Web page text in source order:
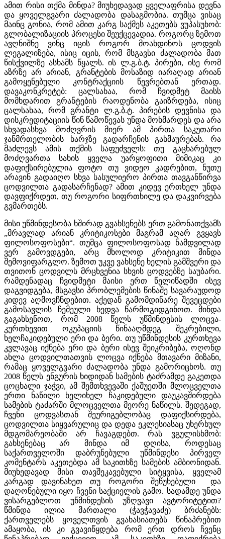
ამით რისი თქმა მინდა? მიუხედავად ყველაფრისა დევნა
და ყოველგვარი ძალადობა დასაგმობია. თუმცა ვისაც
მაინც გონია, რომ ამით კარგ საქმეს აკეთებს ვუპასუხობ:
გლობალიზაციის პროცესი შეუქცევადია. როგორც ზემოთ
ავღნიშნე ვინც იცის როგორ მოახდინოს ცოდვის
ლეგალიზება, ისიც იცის, რომ მსგავსი ძალადობა მათ
წისქვილზე ასხამს წყალს. ის ლ.გ.ბ.ტ. პირები, ისე რომ
აზრზე არ არიან, გრანტების მოსაზიდ იარაღად არიან
გამოყენებული კონტრაქციის წევრებთან ერთად.
დავაკონკრეტებ: ცალსახაა, რომ ჩვიდმეტ მაისს
მომხდარით გრანტების რაოდენობა გაიზრდება, ისიც
ცალსახაა, რომ გრანტი ლ.გ.ბ.ტ. პირების დევნისა და
დისკრედიტაციის წინ წამოწევას უნდა მოხმარდეს და არა
სხვადასხვა მოძღვრის მიერ ამ პირთა საკუთარი
ჯანმრთელობის ხარჯზე გადარჩენის გახმაურებას. რა
მაძლევს ამის თქმის საფუძველს: თუ გაცხარებულ
მოძღვართა სახის ყველა უარყოფითი მიმიკაც კი
დაფიქსირებულია ფოტო თუ ვიდეო კადრებით, ნუთუ
არავინ გადაიღო სხვა სასულიერო პირთა თავგანწირვა
ცოდვილთა გადასარჩენად? ამით კიდევ ერთხელ უნდა
დავფიქრდეთ, თუ როგორი სიფრთხილე და დაკვირვება
გვმართებს.
მისი უწმინდესობა ხშირად გვახსენებს ერთ გამონათქვამს
„მრავლად არიან კრიტიკოსები მაგრამ აღარ გვყავს
ფილოსოფოსები“. თუმცა ფილოსოფოსად ნამდვილად
ვერ გამოვდგები, არც მხოლოდ კრიტიკით მინდა
შემოვიფარგლო. ზემოთ უკვე ვახსენე ხელის გამშვერი და
თვითონ ცოდვილს მრცხვენია სხვის ცოდვებზე საუბარი.
რამდენადაც ჩვიდმეტი მაისი ერთ წელიწადში ისევ
დაგვიდგება, მსგავსი პრობლემების წინაშე სავარაუდოდ
კიდევ აღმოვჩნდებით. აქედან გამომდინარე შევეცდები
გამოსავლის ჩემეული ხედვა წარმოგიდგინოთ. მინდა
გაგახსენოთ, რომ 2008 წელს უწმინდესის ლოცვა-
კურთხევით ოკუპაციის წინააღმდეგ შეკრებილი,
ხელჩაკიდებული ერი და ბერი. თუ უწმინდესის კურთხევა
კვლავაც იქნება ერი და ბერი ისევ შეიკრიბება, ოღონდ
ახლა ცოდვილთათვის ლოცვა იქნება მთავარი მიზანი,
რამაც ყოველგვარი ძალადობა უნდა გამორიცხოს. თუ
2008 წელს ენგურის ხიდიდან სამების ტაძრამდე გაკეთდა
ცოცხალი ჯაჭვი, ამ შემთხვევაში ქაშუეთში მლოცველთა
ერთი ნაწილი ხელიხელ ჩაკიდებული დაუკავშირდება
სამების ტაძარში მლოცველთა მეორე ნაწილს. შედეგად,
ჩვენი ცოდვასთან შეურიგებლობაც დაფიქსირდება,
ცოდვილთა სიყვარულიც და დედა ეკლესიასაც უხერხულ
მდგომარეობაში არ ჩავაგდებთ. რას ვგულისხმობ:
გახსენებაც არ მინდა იმ დღისა, როდესაც
საქართველოში დაბრუნებული უწმინდესი პირველ
კომენტარს აკეთებდა ამ საკითხზე სამების ამბიონიდან.
მიუხედავად მისი თავშეკავებული სიტყვისა, ყველამ
კარგად დავინახეთ თუ როგორი შეწუხებული და
დაღონებული იყო ჩვენი საქციელის გამო. სადამდე უნდა
ვისარგებლოთ უწმინდესის უზღვავი ავტორიტეტით?
წმინდა ილია მართალი (ჭავჭავაძე) ბრძანებს:
ქართველებს ყოველთვის გვახასიათებს წინაპრებით
ამაყობა, ის კი გვავიწყდება რომ ერთ დროს ჩვენც